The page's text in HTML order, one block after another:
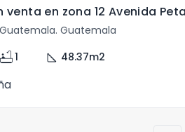
en zona 12 Avenida
Guatemala
bathtub1 square_foot 48.37m2